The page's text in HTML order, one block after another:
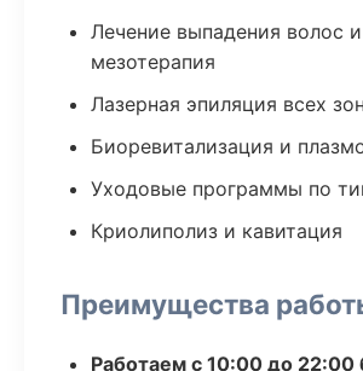
Лечение выпадения волос и
мезотерапия
Лазерная эпиляция всех зон
Биоревитализация и
Уходовые программы по
Криолиполиз и кавитация
Преимущества
Работаем с 10:00 до 22:00